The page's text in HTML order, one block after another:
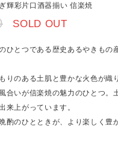
輝彩片口酒器揃い 信楽焼
SOLD OUT
ひとつである歴史あるやきもの
りのある土肌と豊かな火色が織
合いが信楽焼の魅力のひとつ。
来上がっています。
酌のひとときが、より楽しく豊